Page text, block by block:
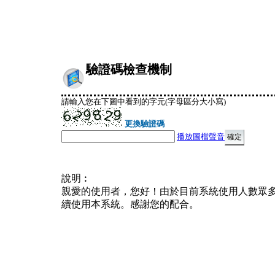
驗證碼檢查機制
請輸入您在下圖中看到的字元(字母區分大小寫)
更換驗證碼
播放圖檔聲音
說明︰
親愛的使用者，您好！由於目前系統使用人數眾
續使用本系統。感謝您的配合。